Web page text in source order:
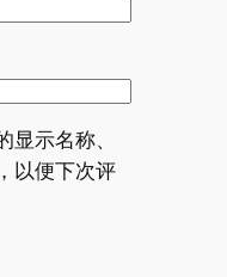
显示名称、
以便下次评